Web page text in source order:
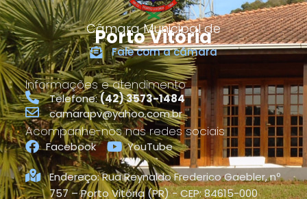
Câmara Municipal de
Porto Vitória
Fale com a câmara
Informações e atendimento
Telefone:(42) 3573-1484
camarapv@yahoo.com.br
Acompanhe-nos nas redes sociais
Facebook YouTube
Endereço: Rua Reynaldo Frederico Gaebler, nº
757 – Porto Vitória (PR) - CEP: 84615-000